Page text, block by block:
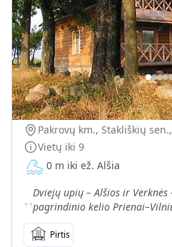
Sodyba „Alšia“
Pakrovų km., Stakliškių
Vietų iki 9
0 m iki ež. Alšia
„Dviejų upių – Alšios ir
pagrindinio kelio
svečius ramiam poilsiui.
Pirtis